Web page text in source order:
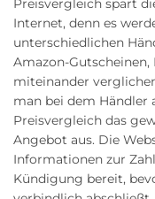
Preisvergleich spart
Internet, denn es
unterschiedlichen
Amazon-
miteinander
man bei dem Händler
Preisvergleich das
Angebot aus. Die
Informationen zur
Kündigung bereit,